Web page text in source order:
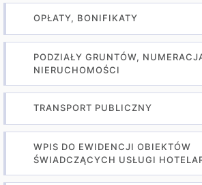
OPŁATY, BONIFIKATY
PODZIAŁY GRUNTÓW,
NIERUCHOMOŚCI
TRANSPORT PUBLICZNY
WPIS DO EWIDENCJI OBIEKTÓW
ŚWIADCZĄCYCH USŁUGI